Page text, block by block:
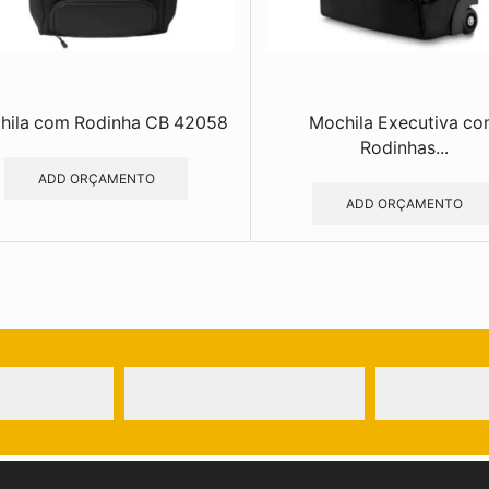
com Rodinha CB 42058
ADD ORÇAMENTO
Mochila Executiva
Rodinhas...
ADD ORÇAMENTO